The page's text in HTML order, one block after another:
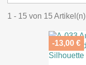
1 - 15 von 15 Artikel(n)
-13,00 €